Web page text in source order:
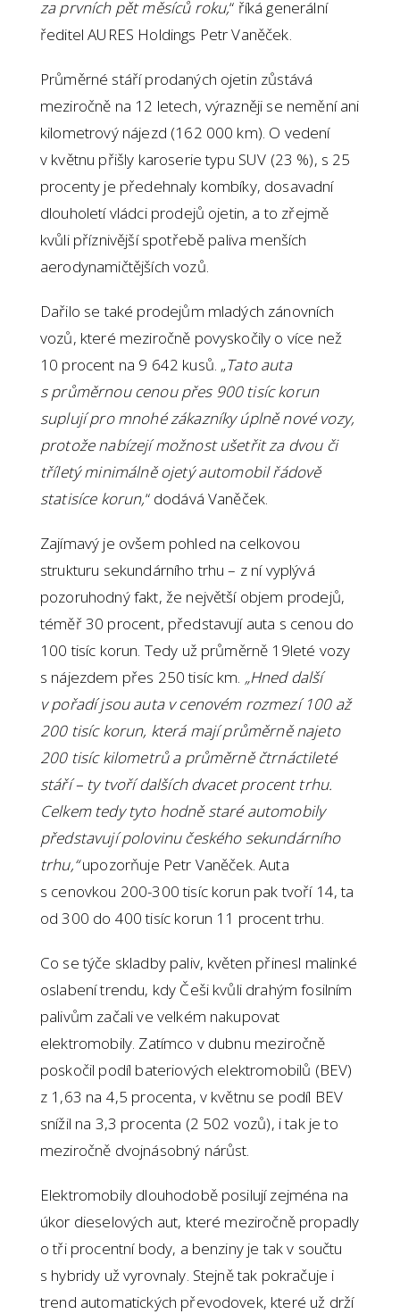
za prvních pět měsíců roku,“ říká generální
ředitel AURES Holdings Petr Vaněček.
Průměrné stáří prodaných ojetin zůstává
meziročně na 12 letech, výrazněji se nemění ani
kilometrový nájezd (162 000 km). O vedení
v květnu přišly karoserie typu SUV (23 %), s 25
procenty je předehnaly kombíky, dosavadní
dlouholetí vládci prodejů ojetin, a to zřejmě
kvůli příznivější spotřebě paliva menších
aerodynamičtějších vozů.
Dařilo se také prodejům mladých zánovních
vozů, které meziročně povyskočily o více než
10 procent na 9 642 kusů. „Tato auta
s průměrnou cenou přes 900 tisíc korun
suplují pro mnohé zákazníky úplně nové vozy,
protože nabízejí možnost ušetřit za dvou či
tříletý minimálně ojetý automobil řádově
statisíce korun,“ dodává Vaněček.
Zajímavý je ovšem pohled na celkovou
strukturu sekundárního trhu – z ní vyplývá
pozoruhodný fakt, že největší objem prodejů,
téměř 30 procent, představují auta s cenou do
100 tisíc korun. Tedy už průměrně 19leté vozy
s nájezdem přes 250 tisíc km. „Hned další
v pořadí jsou auta v cenovém rozmezí 100 až
200 tisíc korun, která mají průměrně najeto
200 tisíc kilometrů a průměrně čtrnáctileté
stáří – ty tvoří dalších dvacet procent trhu.
Celkem tedy tyto hodně staré automobily
představují polovinu českého sekundárního
trhu,“upozorňuje Petr Vaněček. Auta
s cenovkou 200-300 tisíc korun pak tvoří 14, ta
od 300 do 400 tisíc korun 11 procent trhu.
Co se týče skladby paliv, květen přinesl malinké
oslabení trendu, kdy Češi kvůli drahým fosilním
palivům začali ve velkém nakupovat
elektromobily. Zatímco v dubnu meziročně
poskočil podíl bateriových elektromobilů (BEV)
z 1,63 na 4,5 procenta, v květnu se podíl BEV
snížil na 3,3 procenta (2 502 vozů), i tak je to
meziročně dvojnásobný nárůst.
Elektromobily dlouhodobě posilují zejména na
úkor dieselových aut, které meziročně propadly
o tři procentní body, a benziny je tak v součtu
s hybridy už vyrovnaly. Stejně tak pokračuje i
trend automatických převodovek, které už drží